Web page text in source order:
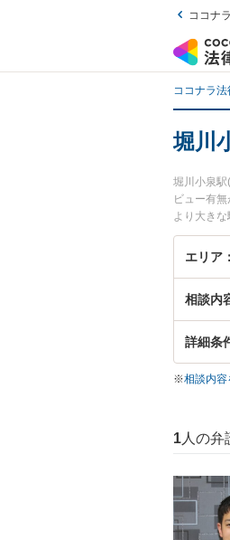
ココナ
ココナラ法
堀川
堀川小泉
ビュー有
より大き
き交渉の
したい』
エリア
相談内
詳細条
※相談内容
1 人の